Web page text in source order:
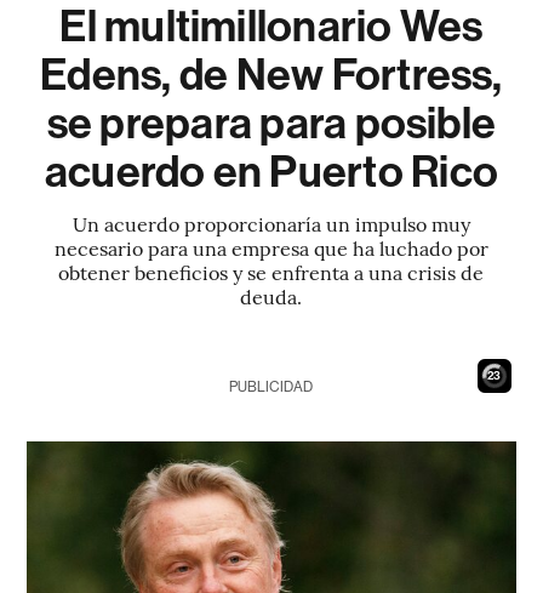
El multimillonario Wes
Edens, de New Fortress,
se prepara para posible
acuerdo en Puerto Rico
Un acuerdo proporcionaría un impulso muy
necesario para una empresa que ha luchado por
obtener beneficios y se enfrenta a una crisis de
deuda.
22
PUBLICIDAD